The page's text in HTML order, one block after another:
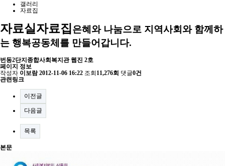
갤러리
자료집
자료실자료집은혜와 나눔으로 지역사회와 함께하
는 행복공동체를 만들어갑니다.
번동2단지종합사회복지관 웹진 2호
페이지 정보
작성자 이보람 2012-11-06 16:22 조회 11,276회 댓글0건
관련링크
이전글
다음글
목록
본문